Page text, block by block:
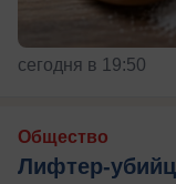
сегодня в 19:50
Общество
Лифтер-